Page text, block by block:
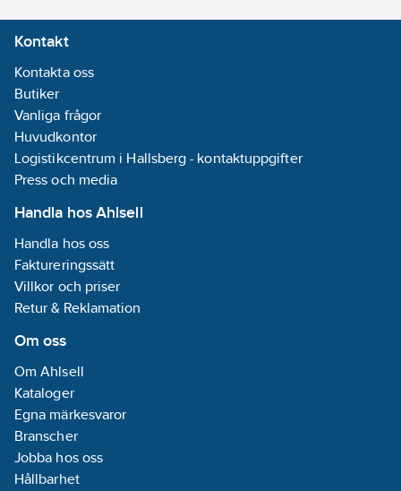
Kontakt
Kontakta oss
Butiker
Vanliga frågor
Huvudkontor
Logistikcentrum i Hallsberg - kontaktuppgifter
Press och media
Handla hos Ahlsell
Handla hos oss
Faktureringssätt
Villkor och priser
Retur & Reklamation
Om oss
Om Ahlsell
Kataloger
Egna märkesvaror
Branscher
Jobba hos oss
Hållbarhet